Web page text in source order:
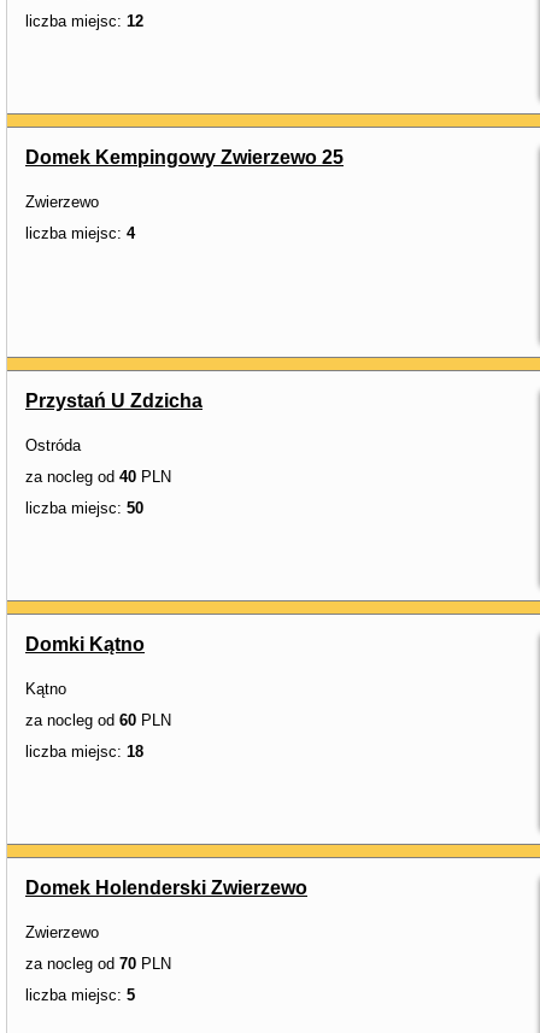
liczba miejsc: 12
Domek Kempingowy Zwierzewo 25
Zwierzewo
liczba miejsc: 4
Przystań U Zdzicha
Ostróda
za nocleg od 40 PLN
liczba miejsc: 50
Domki Kątno
Kątno
za nocleg od 60 PLN
liczba miejsc: 18
Domek Holenderski Zwierzewo
Zwierzewo
za nocleg od 70 PLN
liczba miejsc: 5